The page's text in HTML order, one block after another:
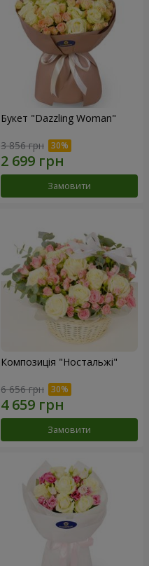
Букет "Dazzling Woman"
3 856 грн
Замовити
Композиція "Ностальжі"
6 656 грн
Замовити